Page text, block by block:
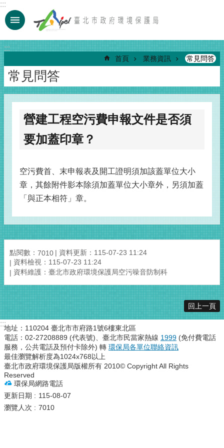
跳到主要內容區塊
:::
:::
首頁 業務資訊 常見問答
常見問答
營建工程空污費申報文件是否須
要加蓋印章？
空污費首、末申報表及開工證明須加該蓋單位大小
章，其餘附件影本除須加蓋單位大小章外，另須加蓋
「與正本相符」章。
點閱數： 7010
資料更新：115-07-23 11:24
資料檢視：115-07-23 11:24
資料維護：臺北市政府環境保護局空污噪音防制科
回上一頁
:::地址：110204 臺北市市府路1號6樓東北區
電話：02-27208889 (代表號)、臺北市民當家熱線 1999 (免付費電話
服務，公共電話及預付卡除外) 轉 環保局各單位聯絡資訊
最佳瀏覽解析度為1024x768以上
臺北市政府環境保護局版權所有 2010© Copyright All Rights
Reserved
環保局網路電話
更新日期
115-08-07
瀏覽人次
7010